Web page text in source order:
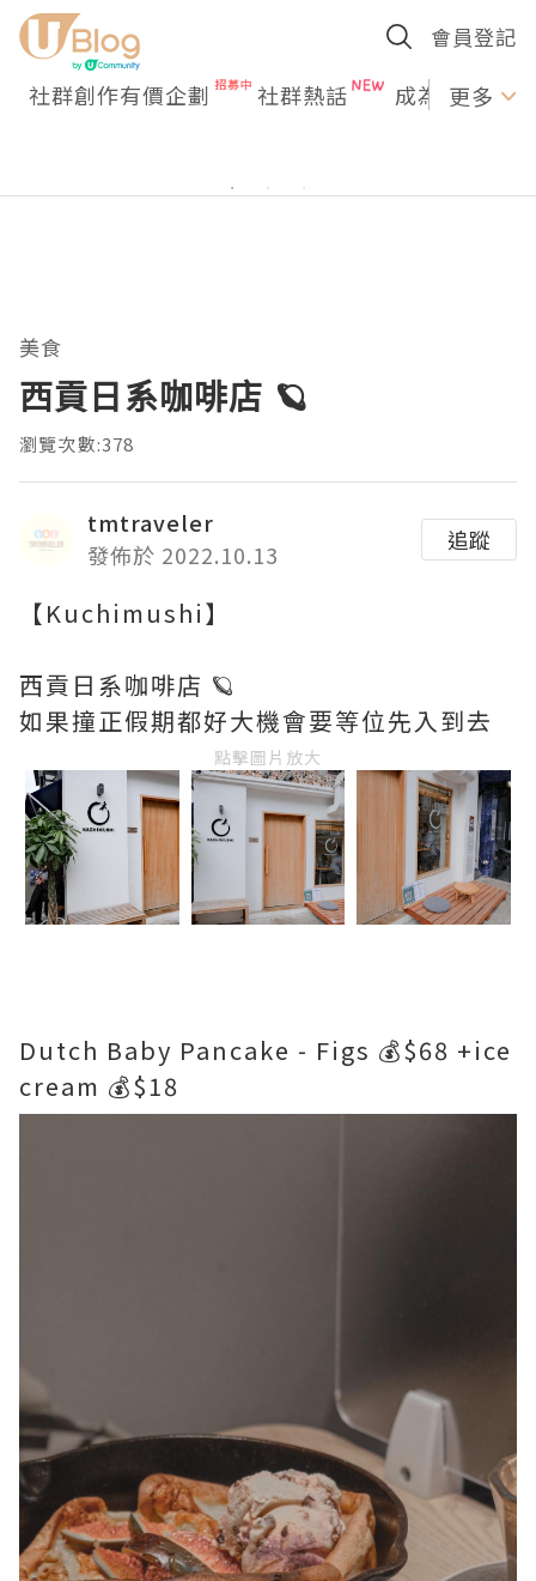
會員登記
社群創作有價企劃 社群熱話 成為U更多
美食
西貢日系咖啡店 🪐
瀏覽次數:378
tmtraveler
發佈於 2022.10.13
追蹤
【Kuchimushi】
西貢日系咖啡店 🪐
如果撞正假期都好大機會要等位先入到去
點擊圖片放大
Dutch Baby Pancake - Figs 💰$68 +ice
cream 💰$18